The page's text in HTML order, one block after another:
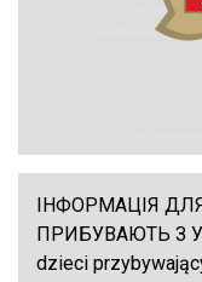
ІНФОРМАЦІЯ
ПРИБУВАЮТЬ З
dzieci